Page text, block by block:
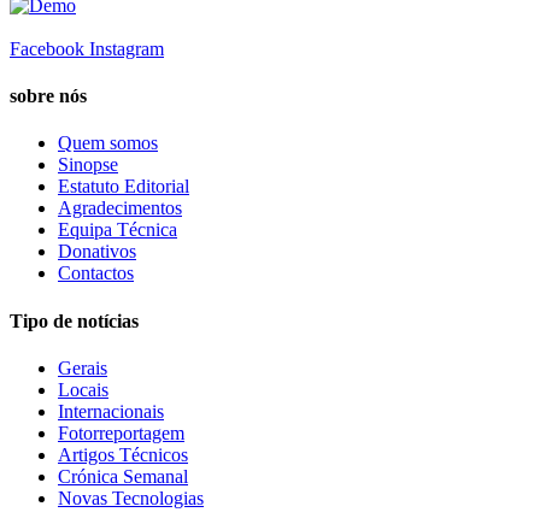
Facebook Instagram
sobre nós
Quem somos
Sinopse
Estatuto Editorial
Agradecimentos
Equipa Técnica
Donativos
Contactos
Tipo de notícias
Gerais
Locais
Internacionais
Fotorreportagem
Artigos Técnicos
Crónica Semanal
Novas Tecnologias